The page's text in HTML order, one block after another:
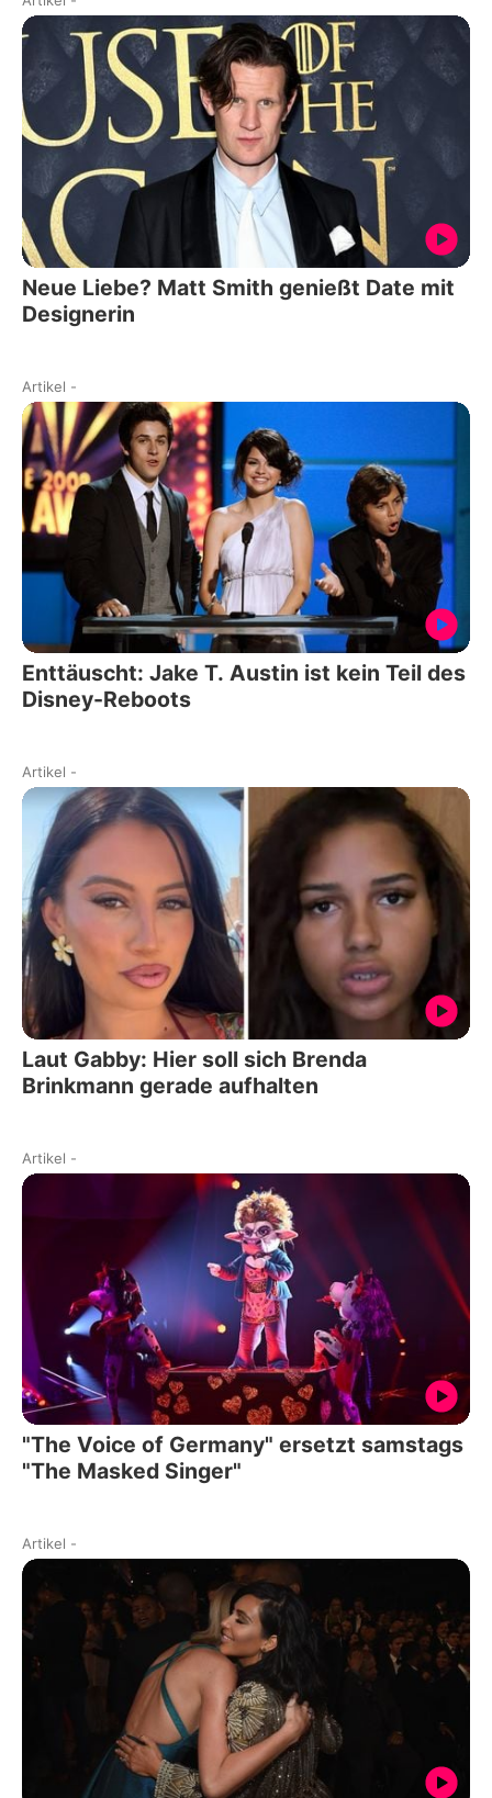
Neue Liebe? Matt Smith genießt Date mit
Designerin
Artikel -
Enttäuscht: Jake T. Austin ist kein Teil des
Disney-Reboots
Artikel -
Laut Gabby: Hier soll sich Brenda
Brinkmann gerade aufhalten
Artikel -
"The Voice of Germany" ersetzt samstags
"The Masked Singer"
Artikel -